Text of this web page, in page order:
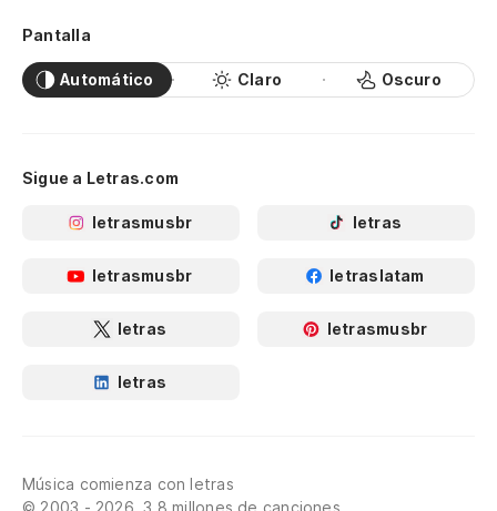
Pantalla
Automático Claro Oscuro
Sigue a Letras.com
letrasmusbr letras
letrasmusbr letraslatam
letras letrasmusbr
letras
Música comienza con letras
© 2003 - 2026, 3.8 millones de canciones